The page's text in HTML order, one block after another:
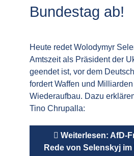
Bundestag ab!
Heute redet Wolodymyr
Amtszeit als Präsident der
geendet ist, vor dem
fordert Waffen und
Wiederaufbau. Dazu
Tino Chrupalla:
Weiterlesen: AfD-
Rede von Selenskyj